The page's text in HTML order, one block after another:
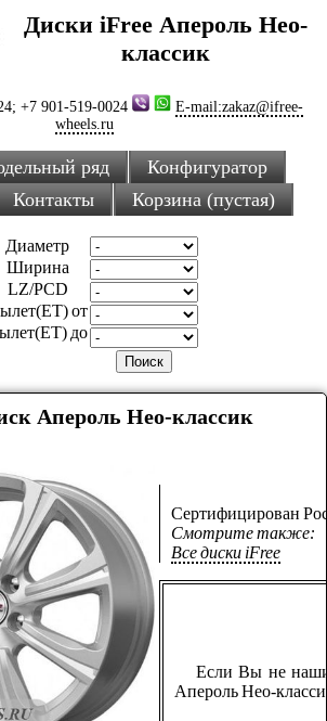
Диски iFree Апероль Нео-
классик
+7 901-519-0024
E-mail:zakaz@ifree-
wheels.ru
ряд
Конфигуратор
Контакты Корзина (пустая)
Диаметр
Ширина
LZ/PCD
от
до
Апероль Нео-классик
Сертифицирован
Смотрите также:
Все диски iFree
Если Вы не
Апероль Нео-